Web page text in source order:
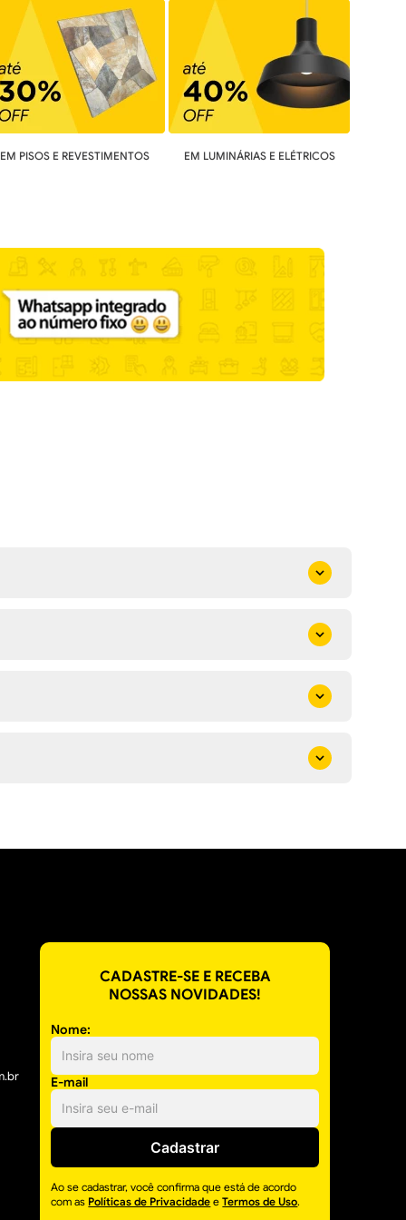
EM PISOS E REVESTIMENTOS EM LUMINÁRIAS E ELÉTRICOS
CADASTRE-SE E RECEBA
NOSSAS NOVIDADES!
Nome:
E-mail
Cadastrar
Ao se cadastrar, você confirma que está de acordo
com as Políticas de Privacidade e Termos de Uso.